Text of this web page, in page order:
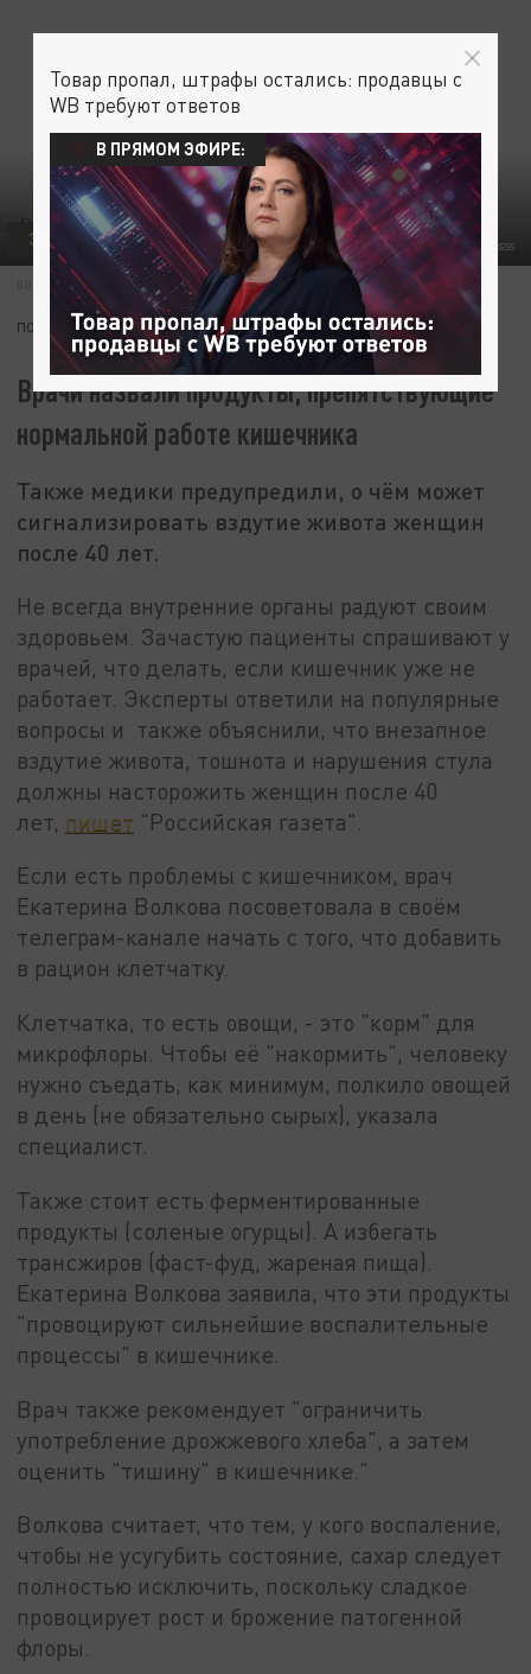
ФОТО: NIKOLAY GYNGAZOV/RUSSIAN LOOK/GLOBALLOOKPRESS
ЗДОРОВЬЕ
08 ДЕКАБРЯ 18:34
ПОДПИШИТЕСЬ:
Врачи назвали продукты, препятствующие
нормальной работе кишечника
Также медики предупредили, о чём может
сигнализировать вздутие живота женщин
после 40 лет.
Не всегда внутренние органы радуют своим
здоровьем. Зачастую пациенты спрашивают у
врачей, что делать, если кишечник уже не
работает. Эксперты ответили на популярные
вопросы и также объяснили, что внезапное
вздутие живота, тошнота и нарушения стула
должны насторожить женщин после 40
лет, пишет "Российская газета".
Если есть проблемы с кишечником, врач
Екатерина Волкова посоветовала в своём
телеграм-канале начать с того, что добавить
в рацион клетчатку.
Клетчатка, то есть овощи, - это "корм" для
микрофлоры. Чтобы её "накормить", человеку
нужно съедать, как минимум, полкило овощей
в день (не обязательно сырых), указала
специалист.
Также стоит есть ферментированные
продукты (соленые огурцы). А избегать
трансжиров (фаст-фуд, жареная пища).
Екатерина Волкова заявила, что эти продукты
"провоцируют сильнейшие воспалительные
процессы" в кишечнике.
Врач также рекомендует "ограничить
употребление дрожжевого хлеба", а затем
оценить "тишину" в кишечнике."
Волкова считает, что тем, у кого воспаление,
чтобы не усугубить состояние, сахар следует
полностью исключить, поскольку сладкое
провоцирует рост и брожение патогенной
флоры.
Товар пропал, штрафы остались: продавцы с
WB требуют ответов
В ПРЯМОМ ЭФИРЕ: